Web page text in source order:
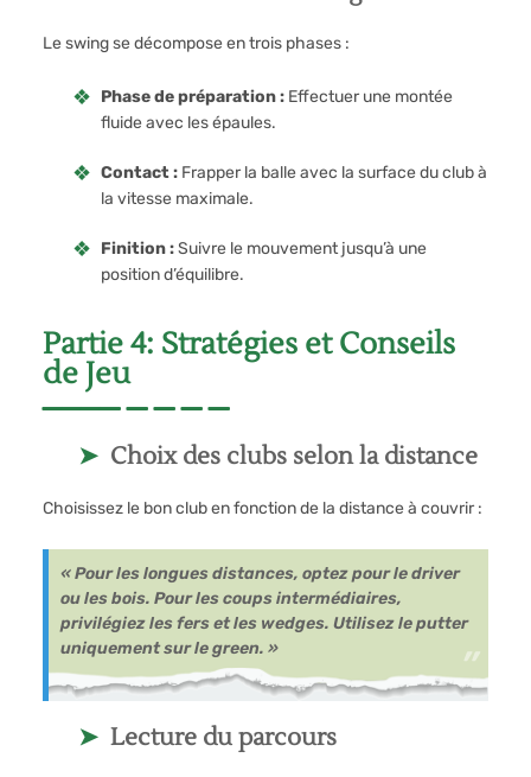
Le swing se décompose en trois phases :
Phase de préparation : Effectuer une montée
fluide avec les épaules.
Contact : Frapper la balle avec la surface du club à
la vitesse maximale.
Finition :Suivre le mouvement jusqu’à une
position d’équilibre.
Partie 4: Stratégies et Conseils
de Jeu
Choix des clubs selon la distance
Choisissez le bon club en fonction de la distance à couvrir :
« Pour les longues distances, optez pour le driver
ou les bois. Pour les coups intermédiaires,
privilégiez les fers et les wedges. Utilisez le putter
uniquement sur le green. »
Lecture du parcours